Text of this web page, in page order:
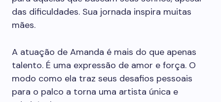
das dificuldades. Sua jornada inspira muitas
mães.
A atuação de Amanda é mais do que apenas
talento. É uma expressão de amor e força. O
modo como ela traz seus desafios pessoais
para o palco a torna uma artista única e